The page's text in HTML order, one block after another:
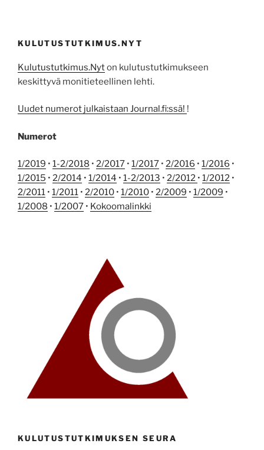
KULUTUSTUTKIMUS.NYT
Kulutustutkimus.Nyton kulutustutkimukseen
keskittyvä monitieteellinen lehti.
Uudet numerot julkaistaan Journal.fi:ssä! !
Numerot
1/2019 • 1-2/2018 • 2/2017 • 1/2017 • 2/2016 • 1/2016 •
1/2015 • 2/2014 • 1/2014 • 1-2/2013 • 2/2012 • 1/2012 •
2/2011 • 1/2011 • 2/2010 • 1/2010 • 2/2009 • 1/2009 •
1/2008 • 1/2007 • Kokoomalinkki
KULUTUSTUTKIMUKSEN SEURA